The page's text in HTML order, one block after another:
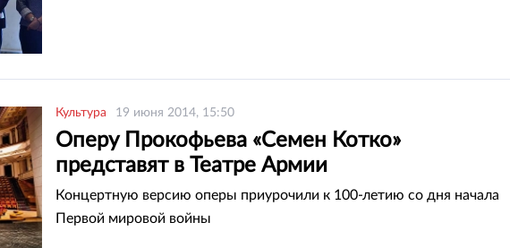
Культура 19 июня 2014, 15:50
Оперу Прокофьева «Семен Котко»
представят в Театре Армии
Концертную версию оперы приурочили к 100-летию со дня начала
Первой мировой войны